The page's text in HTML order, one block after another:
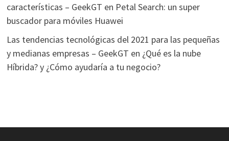
características – GeekGT en Petal Search: un super
buscador para móviles Huawei
Las tendencias tecnológicas del 2021 para las pequeñas
y medianas empresas – GeekGT en ¿Qué es la nube
Híbrida? y ¿Cómo ayudaría a tu negocio?